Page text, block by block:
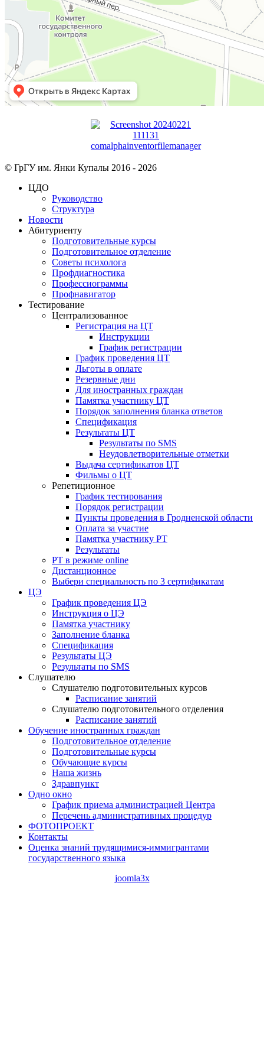
© ГрГУ им. Янки Купалы 2016 - 2026
ЦДО
Руководство
Структура
Новости
Абитуриенту
Подготовительные курсы
Подготовительное отделение
Советы психолога
Профдиагностика
Профессиограммы
Профнавигатор
Тестирование
Централизованное
Регистрация на ЦТ
Инструкции
График регистрации
График проведения ЦТ
Льготы в оплате
Резервные дни
Для иностранных граждан
Памятка участнику ЦТ
Порядок заполнения бланка ответов
Спецификация
Результаты ЦТ
Результаты по SMS
Неудовлетворительные отметки
Выдача сертификатов ЦТ
Фильмы о ЦТ
Репетиционное
График тестирования
Порядок регистрации
Пункты проведения в Гродненской области
Оплата за участие
Памятка участнику РТ
Результаты
РТ в режиме online
Дистанционное
Выбери специальность по 3 сертификатам
ЦЭ
График проведения ЦЭ
Инструкция о ЦЭ
Памятка участнику
Заполнение бланка
Спецификация
Результаты ЦЭ
Результаты по SMS
Слушателю
Слушателю подготовительных курсов
Расписание занятий
Слушателю подготовительного отделения
Расписание занятий
Обучение иностранных граждан
Подготовительное отделение
Подготовительные курсы
Обучающие курсы
Наша жизнь
Здравпункт
Одно окно
График приема администрацией Центра
Перечень административных процедур
ФОТОПРОЕКТ
Контакты
Оценка знаний трудящимися-иммигрантами
государственного языка
joomla3x